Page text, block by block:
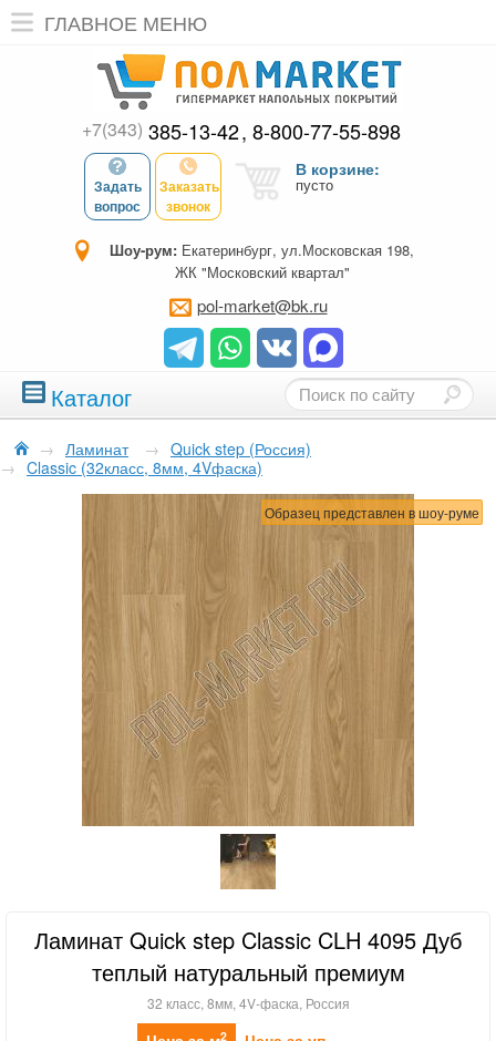
ГЛАВНОЕ МЕНЮ
+7(343) 385-13-42 8-800-77-55-898
Задать
вопрос
Заказать
звонок
В корзине:
пусто
Шоу-рум: Екатеринбург, ул.Московская 198,
ЖК "Московский квартал"
pol-market@bk.ru
Каталог
→ Ламинат → Quick step (Россия)
→ Classic (32класс, 8мм, 4Vфаска)
Образец представлен в шоу-руме
Ламинат Quick step Classic CLH 4095 Дуб
теплый натуральный премиум
32 класс, 8мм, 4V-фаска, Россия
2